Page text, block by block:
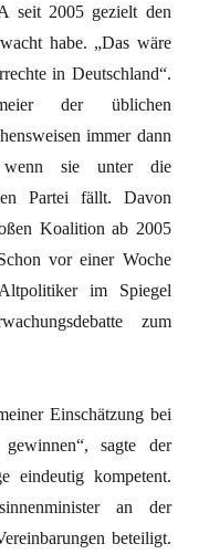
seit 2005 gezielt den
habe. „Das wäre
in Deutschland“.
der üblichen
immer dann
sie unter die
Partei fällt. Davon
Koalition ab 2005
vor einer Woche
im Spiegel
zum
Einschätzung bei
sagte der
eindeutig kompetent.
an der
beteiligt.